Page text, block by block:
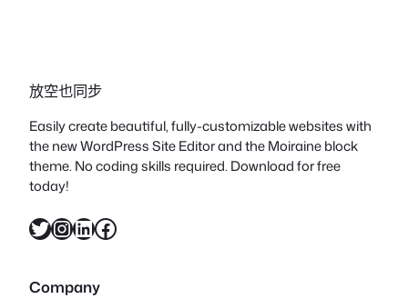
放空也同步
Easily create beautiful, fully-customizable websites with
the new WordPress Site Editor and the Moiraine block
theme. No coding skills required. Download for free
today!
X InstagramLinkedIn Facebook
Company